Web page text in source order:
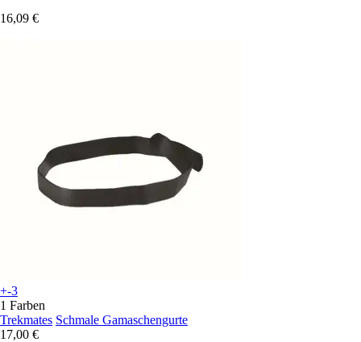
16,09 €
+-3
1 Farben
Trekmates Schmale Gamaschengurte
17,00 €